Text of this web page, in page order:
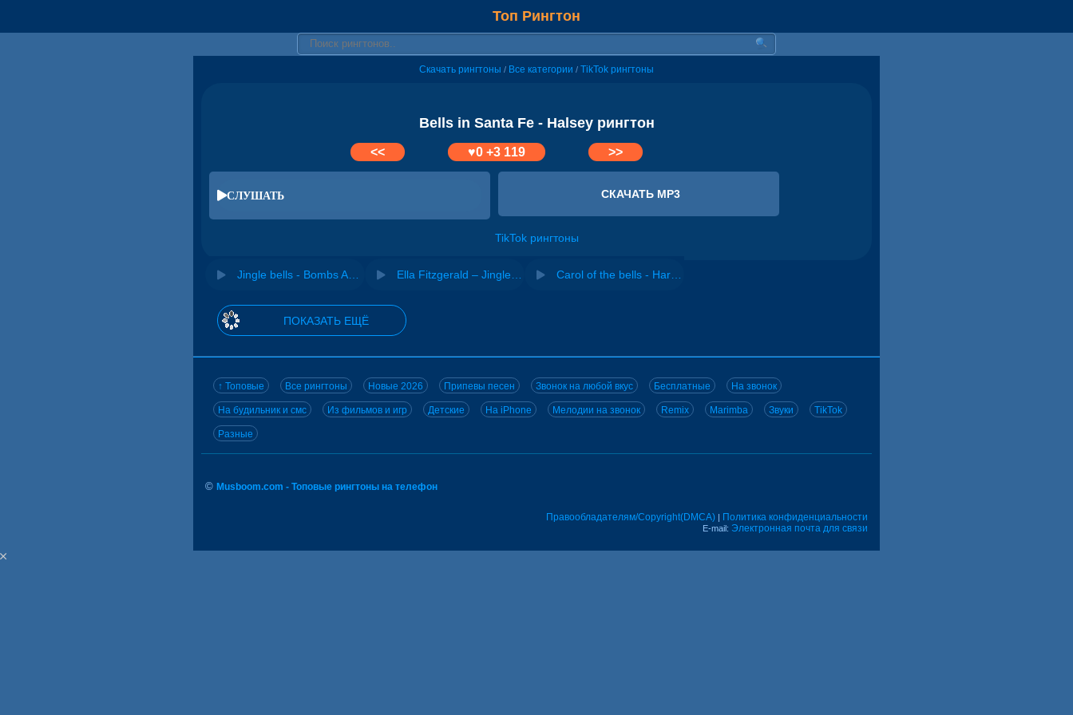
Топ Рингтон
Скачать рингтоны / Все категории / TikTok рингтоны
Bells in Santa Fe - Halsey рингтон
<< ♥0 +3 119 >>
СЛУШАТЬ СКАЧАТЬ MP3
TikTok рингтоны
ПОКАЗАТЬ ЕЩЁ
↑ Топовые Все рингтоны Новые 2026 Припевы песен Звонок на любой вкус Бесплатные На звонок
На будильник и смс Из фильмов и игр Детские На iPhone Мелодии на звонок Remix Marimba Звуки TikTok
Разные
© Musboom.com - Топовые рингтоны на телефон
Правообладателям/Copyright(DMCA) | Политика конфиденциальности
E-mail: Электронная почта для связи